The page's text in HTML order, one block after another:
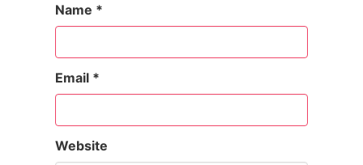
Name *
Email *
Website